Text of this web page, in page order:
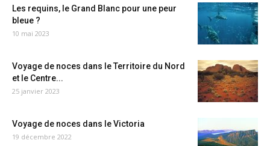
Les requins, le Grand Blanc pour une peur
bleue ?
10 mai 2023
Voyage de noces dans le Territoire du Nord
et le Centre...
25 janvier 2023
Voyage de noces dans le Victoria
19 décembre 2022